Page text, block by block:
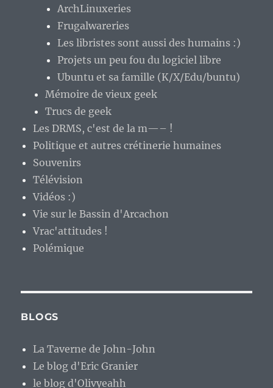
ArchLinuxeries
Frugalwareries
Les libristes sont aussi des humains :)
Projets un peu fou du logiciel libre
Ubuntu et sa famille (K/X/Edu/buntu)
Mémoire de vieux geek
Trucs de geek
Les DRMS, c'est de la m—– !
Politique et autres crétinerie humaines
Souvenirs
Télévision
Vidéos :)
Vie sur le Bassin d'Arcachon
Vrac'attitudes !
Polémique
BLOGS
La Taverne de John-John
Le blog d'Eric Granier
le blog d'Olivyeahh